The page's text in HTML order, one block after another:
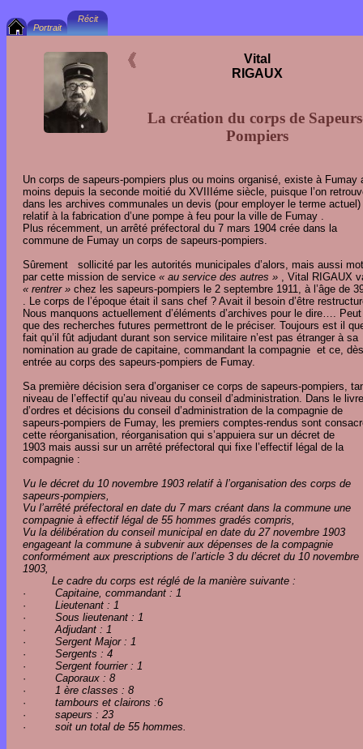
Vital
RIGAUX
La création du corps de
Pompiers
Un corps de sapeurs-pompiers plus ou moins organisé, existe à Fumay
moins depuis la seconde moitié du XVIIIéme siècle, puisque l’on
dans les archives communales un devis (pour employer le terme actuel)
relatif à la fabrication d’une pompe à feu pour la ville de Fumay .
Plus récemment, un arrêté préfectoral du 7 mars 1904 crée dans la
commune de Fumay un corps de sapeurs-pompiers.
Sûrement sollicité par les autorités municipales d’alors, mais aussi
par cette mission de service « au service des autres » , Vital RIGAUX
« rentrer » chez les sapeurs-pompiers le 2 septembre 1911, à l’âge de
. Le corps de l’époque était il sans chef ? Avait il besoin d’être
Nous manquons actuellement d’éléments d’archives pour le dire….
que des recherches futures permettront de le préciser. Toujours est il
fait qu’il fût adjudant durant son service militaire n’est pas étranger à sa
nomination au grade de capitaine, commandant la compagnie et ce,
entrée au corps des sapeurs-pompiers de Fumay.
Sa première décision sera d’organiser ce corps de sapeurs-pompiers,
niveau de l’effectif qu’au niveau du conseil d’administration. Dans le livre
d’ordres et décisions du conseil d’administration de la compagnie de
sapeurs-pompiers de Fumay, les premiers comptes-rendus sont
cette réorganisation, réorganisation qui s’appuiera sur un décret de
1903 mais aussi sur un arrêté préfectoral qui fixe l’effectif légal de la
compagnie :
Vu le décret du 10 novembre 1903 relatif à l’organisation des corps de
sapeurs-pompiers,
Vu l’arrêté préfectoral en date du 7 mars créant dans la commune une
compagnie à effectif légal de 55 hommes gradés compris,
Vu la délibération du conseil municipal en date du 27 novembre 1903
engageant la commune à subvenir aux dépenses de la compagnie
conformément aux prescriptions de l’article 3 du décret du 10 novembre
1903,
Le cadre du corps est réglé de la manière suivante :
· Capitaine, commandant : 1
· Lieutenant : 1
· Sous lieutenant : 1
·Adjudant : 1
· Sergent Major : 1
· Sergents : 4
· Sergent fourrier : 1
· Caporaux : 8
· 1 ère classes : 8
· tambours et clairons :6
· sapeurs : 23
· soit un total de 55 hommes.